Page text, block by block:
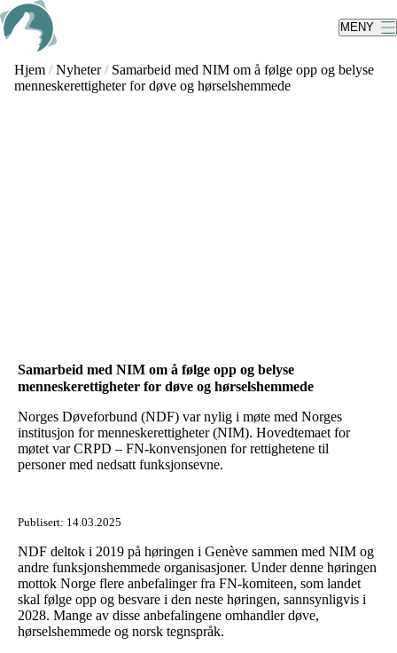
Skip
to
main
content
MENY
Hjem / Nyheter / Samarbeid med NIM om å følge opp og belyse
menneskerettigheter for døve og hørselshemmede
Samarbeid med NIM om å følge opp og belyse
menneskerettigheter for døve og hørselshemmede
Norges Døveforbund (NDF) var nylig i møte med Norges
institusjon for menneskerettigheter (NIM). Hovedtemaet for
møtet var CRPD – FN-konvensjonen for rettighetene til
personer med nedsatt funksjonsevne.
Publisert: 14.03.2025
NDF deltok i 2019 på høringen i Genève sammen med NIM og
andre funksjonshemmede organisasjoner. Under denne høringen
mottok Norge flere anbefalinger fra FN-komiteen, som landet
skal følge opp og besvare i den neste høringen, sannsynligvis i
2028. Mange av disse anbefalingene omhandler døve,
hørselshemmede og norsk tegnspråk.